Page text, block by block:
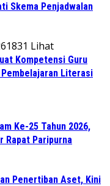
Skema Penjadwalan
1831 Lihat
Kompetensi Guru
Pembelajaran Literasi
Ke-25 Tahun 2026,
Rapat Paripurna
Penertiban Aset, Kini